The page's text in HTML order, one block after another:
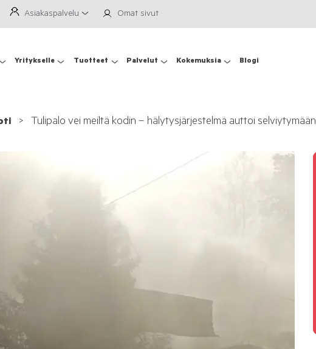
Yritykselle Tuotteet Palvelut Kokemuksia Blogi
Asiakaspalvelu Omat sivut
Tulipalo vei meiltä kodin – hälytysjärjestelmä auttoi selviytymään